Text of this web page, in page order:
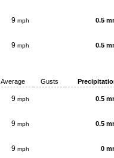
9 mph 0.5
9 mph 0.5
Average Gusts
9 mph 0.5
9 mph 0.5
9 mph 0